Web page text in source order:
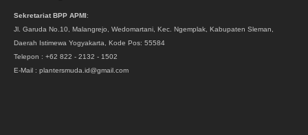
Sekretariat BPP APMI:
Jl. Garuda No.10, Malangrejo, Wedomartani, Kec. Ngemplak, Kabupaten Sleman,
Daerah Istimewa Yogyakarta, Kode Pos: 55584
Telepon : +62 822 - 2132 - 1502
E-Mail : plantersmuda.id@gmail.com